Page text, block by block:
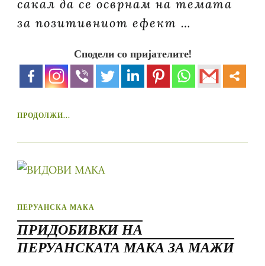
сакал да се осврнам на темата
за позитивниот ефект …
Сподели со пријателите!
ПРОДОЛЖИ...
ПЕРУАНСКА МАКА
ПРИДОБИВКИ НА
ПЕРУАНСКАТА МАКА ЗА МАЖИ